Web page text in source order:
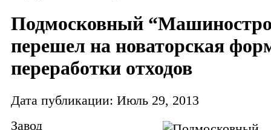
Подмосковный
перешел на новаторская
переработки отходов
Дата публикации: Июль 29, 2013
Завод